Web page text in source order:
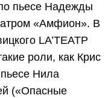
пьесе Надежды
«Амфион». В
LA’ТЕАТР
роли, как Крис
Нила
(«Опасные